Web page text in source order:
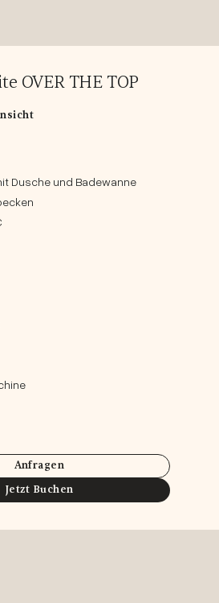
OVER THE TOP
Dusche und Badewanne
Anfragen
Jetzt Buchen